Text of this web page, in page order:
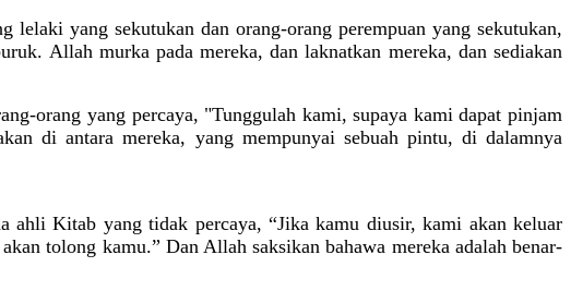
lelaki yang sekutukan dan orang-orang perempuan yang sekutukan,
Allah murka pada mereka, dan laknatkan mereka, dan sediakan
orang yang percaya, "Tunggulah kami, supaya kami dapatpinjam
di antara mereka, yang mempunyai sebuah pintu, di dalamnya
ahli Kitab yang tidak percaya, “Jika kamu diusir, kami akan keluar
tolong kamu.” Dan Allah saksikan bahawa mereka adalah benar-